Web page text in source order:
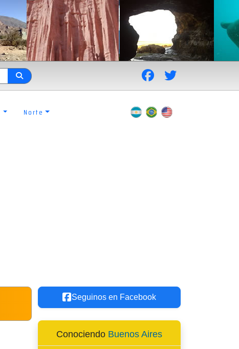
Norte
Seguinos en Facebook
Conociendo Buenos Aires